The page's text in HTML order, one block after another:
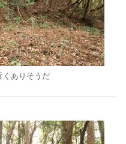
くありそうだ